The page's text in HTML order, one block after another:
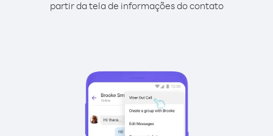
partir da tela de informações do contato